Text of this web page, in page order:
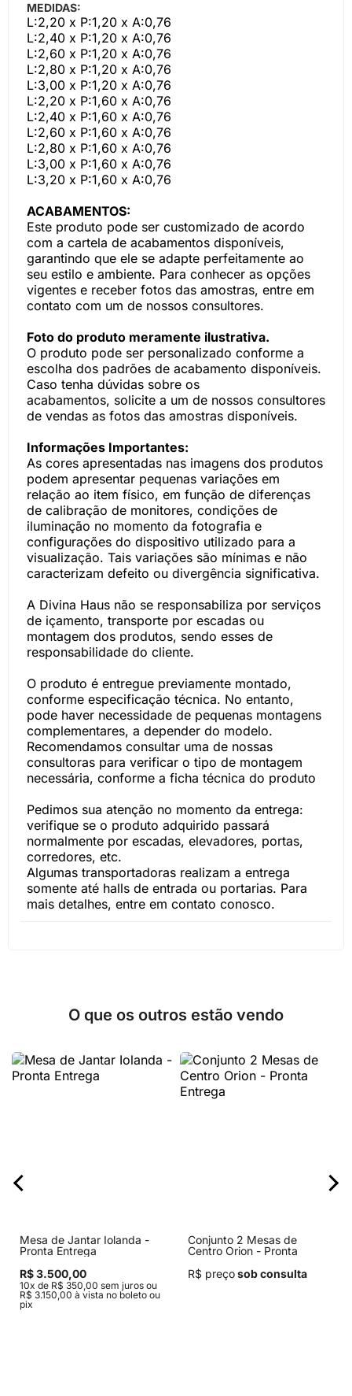
MEDIDAS:
L:2,20 x P:1,20 x A:0,76
L:2,40 x P:1,20 x A:0,76
L:2,60 x P:1,20 x A:0,76
L:2,80 x P:1,20 x A:0,76
L:3,00 x P:1,20 x A:0,76
L:2,20 x P:1,60 x A:0,76
L:2,40 x P:1,60 x A:0,76
L:2,60 x P:1,60 x A:0,76
L:2,80 x P:1,60 x A:0,76
L:3,00 x P:1,60 x A:0,76
L:3,20 x P:1,60 x A:0,76
ACABAMENTOS:
Este produto pode ser customizado de acordo
com a cartela de acabamentos disponíveis,
garantindo que ele se adapte perfeitamente ao
seu estilo e ambiente. Para conhecer as opções
vigentes e receber fotos das amostras, entre em
contato com um de nossos consultores.
Foto do produto meramente ilustrativa.
O produto pode ser personalizado conforme a
escolha dos padrões de acabamento disponíveis.
Caso tenha dúvidas sobre os
acabamentos, solicite a um de nossos consultores
de vendas as fotos das amostras disponíveis.
Informações Importantes:
As cores apresentadas nas imagens dos produtos
podem apresentar pequenas variações em
relação ao item físico, em função de diferenças
de calibração de monitores, condições de
iluminação no momento da fotografia e
configurações do dispositivo utilizado para a
visualização. Tais variações são mínimas e não
caracterizam defeito ou divergência significativa.
A Divina Haus não se responsabiliza por serviços
de içamento, transporte por escadas ou
montagem dos produtos, sendo esses de
responsabilidade do cliente.
O produto é entregue previamente montado,
conforme especificação técnica. No entanto,
pode haver necessidade de pequenas montagens
complementares, a depender do modelo.
Recomendamos consultar uma de nossas
consultoras para verificar o tipo de montagem
necessária, conforme a ficha técnica do produto
Pedimos sua atenção no momento da entrega:
verifique se o produto adquirido passará
normalmente por escadas, elevadores, portas,
corredores, etc.
Algumas transportadoras realizam a entrega
somente até halls de entrada ou portarias. Para
mais detalhes, entre em contato conosco.
O que os outros estão vendo
Mesa de Jantar Iolanda -
Pronta Entrega
R$ 3.500,00
10x de R$ 350,00 sem juros ou
R$ 3.150,00 à vista no boleto ou
pix
Conjunto 2 Mesas de
Centro Orion - Pronta
R$ preçosob consulta